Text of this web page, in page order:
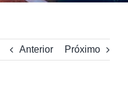
Anterior Próximo